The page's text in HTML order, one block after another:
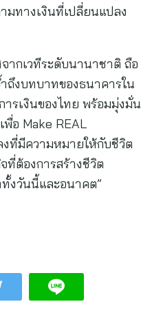
มทางเงินที่เปลี่ยนแปลง
ากเวทีระดับนานาชาติ ถือ
งบทบาทของธนาคารใน
รเงินของไทย พร้อมมุ่งมั่น
อ Make REAL
งที่มีความหมายให้กับชีวิต
ที่ต้องการสร้างชีวิต
งวันนี้และอนาคต”